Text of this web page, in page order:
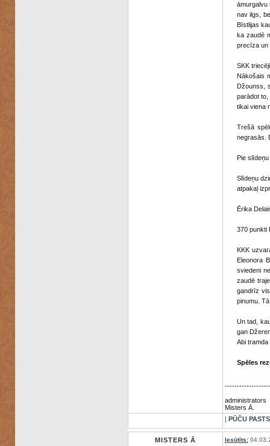
āmurgalvu
nav ilgs,
Bīstlijas
ka zaudē
precīza un
SKK
Nākošais
Džounss,
parādot
tikai viena
Trešā
negrasās.
Pie
Slīdeņu
atpakaļ
Ērika
370 punkti
KKK
Eleonora
sviedeni
zaudē
gandrīz
pinumu.
Un tad,
gan
Abi
Spēles
administrators
Misters Ā.
| PŪČU PASTS
MISTERS Ā Iesūtīts: